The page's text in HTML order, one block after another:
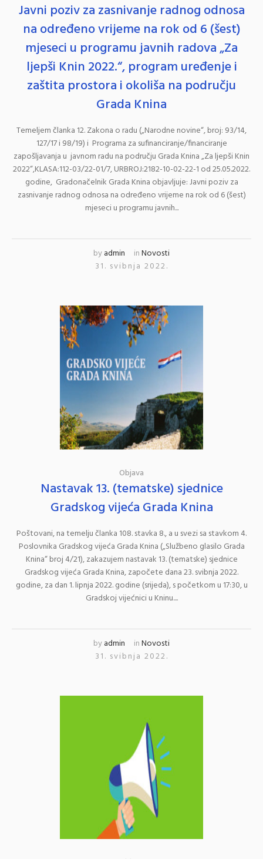
Javni poziv za zasnivanje radnog odnosa
na određeno vrijeme na rok od 6 (šest)
mjeseci u programu javnih radova „Za
ljepši Knin 2022.“, program uređenje i
zaštita prostora i okoliša na području
Grada Knina
Temeljem članka 12. Zakona o radu („Narodne novine“, broj: 93/14,
127/17 i 98/19) i Programa za sufinanciranje/financiranje
zapošljavanja u javnom radu na području Grada Knina „Za ljepši Knin
2022“,KLASA:112-03/22-01/7, URBROJ:2182-10-02-22-1 od 25.05.2022.
godine, Gradonačelnik Grada Knina objavljuje: Javni poziv za
zasnivanje radnog odnosa na određeno vrijeme na rok od 6 (šest)
mjeseci u programu javnih...
byadmin inNovosti
31. svibnja 2022.
Objava
Nastavak 13. (tematske) sjednice
Gradskog vijeća Grada Knina
Poštovani, na temelju članka 108. stavka 8., a u svezi sa stavkom 4.
Poslovnika Gradskog vijeća Grada Knina („Službeno glasilo Grada
Knina“ broj 4/21), zakazujem nastavak 13. (tematske) sjednice
Gradskog vijeća Grada Knina, započete dana 23. svibnja 2022.
godine, za dan 1. lipnja 2022. godine (srijeda), s početkom u 17:30, u
Gradskoj vijećnici u Kninu....
byadmin inNovosti
31. svibnja 2022.